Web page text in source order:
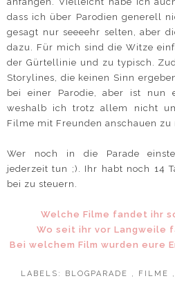
dass ich über Parodien generell
gesagt nur seeeehr selten, aber
dazu. Für mich sind die Witze
der Gürtellinie und zu typisch.
Storylines, die keinen Sinn
bei einer Parodie, aber ist nun
weshalb ich trotz allem nicht
Filme mit Freunden anschauen zu
Wer noch in die Parade
jederzeit tun ;). Ihr habt noch 14
bei zu steuern.
Welche Filme fandet ihr
Wo seit ihr vor Langweile
Bei welchem Film wurden eure
LABELS: BLOGPARADE , FILME ,